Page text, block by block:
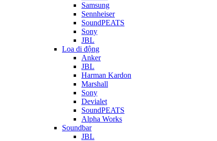
Samsung
Sennheiser
SoundPEATS
Sony
JBL
Loa di động
Anker
JBL
Harman Kardon
Marshall
Sony
Devialet
SoundPEATS
Alpha Works
Soundbar
JBL